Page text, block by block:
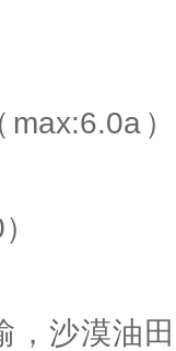
h
）
，沙漠油